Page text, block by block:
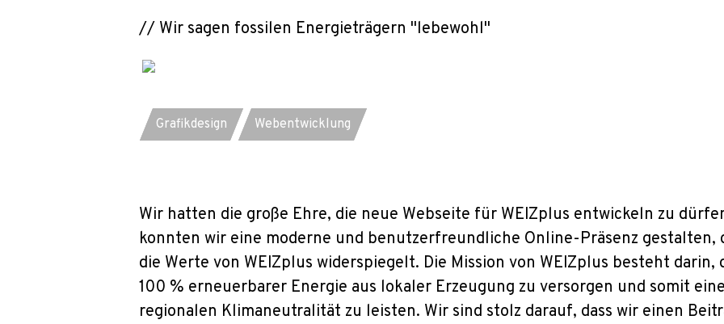
// Wir sagen fossilen Energieträgern "lebewohl"
Jetzt anfragen
Grafikdesign Jetzt anfragen
Webentwicklung
Wir hatten die große Ehre, die neue Webseite für WEIZplus entwickeln zu
konnten wir eine moderne und benutzerfreundliche Online-Präsenz gestalten,
die Werte von WEIZplus widerspiegelt. Die Mission von WEIZplus besteht darin,
100 % erneuerbarer Energie aus lokaler Erzeugung zu versorgen und somit
regionalen Klimaneutralität zu leisten. Wir sind stolz darauf, dass wir einen